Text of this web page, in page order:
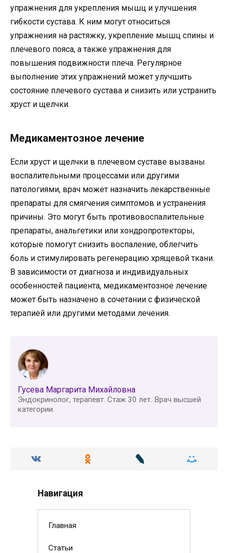
упражнения для укрепления мышц и улучшения
гибкости сустава. К ним могут относиться
упражнения на растяжку, укрепление мышц спины и
плечевого пояса, а также упражнения для
повышения подвижности плеча. Регулярное
выполнение этих упражнений может улучшить
состояние плечевого сустава и снизить или устранить
хруст и щелчки.
Медикаментозное лечение
Если хруст и щелчки в плечевом суставе вызваны
воспалительными процессами или другими
патологиями, врач может назначить лекарственные
препараты для смягчения симптомов и устранения
причины. Это могут быть противовоспалительные
препараты, анальгетики или хондропротекторы,
которые помогут снизить воспаление, облегчить
боль и стимулировать регенерацию хрящевой ткани.
В зависимости от диагноза и индивидуальных
особенностей пациента, медикаментозное лечение
может быть назначено в сочетании с физической
терапией или другими методами лечения.
Гусева Маргарита Михайловна
Эндокринолог, терапевт. Стаж 30 лет. Врач высшей
категории.
Навигация
Главная
Статьи